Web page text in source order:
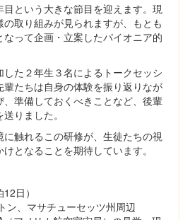
という大きな節目を迎えます。現
取り組みが見られますが、もとも
って企画・立案したパイオニア的
た２年生３名によるトークセッシ
輩たちは自身の体験を振り返りなが
、準備しておくべきことなど、後輩
りました。
触れるこの研修が、生徒たちの視
となることを期待しています。
日）
ン、マサチューセッツ州周辺